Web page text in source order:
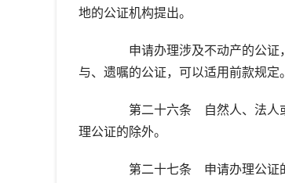
地的公证机构提出。
申请办理涉及不动产的公证，
与、遗嘱的公证，可以适用前款规定。
第二十六条 自然人、法人或
理公证的除外。
第二十七条 申请办理公证的